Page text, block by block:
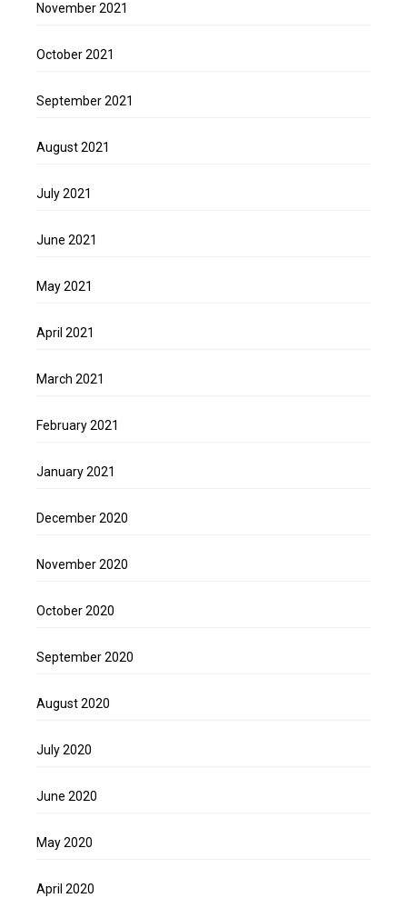
November 2021
October 2021
September 2021
August 2021
July 2021
June 2021
May 2021
April 2021
March 2021
February 2021
January 2021
December 2020
November 2020
October 2020
September 2020
August 2020
July 2020
June 2020
May 2020
April 2020